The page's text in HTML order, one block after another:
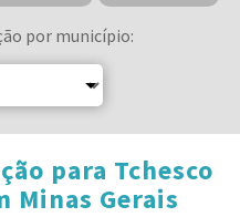
por município:
para Tchesco
Minas Gerais